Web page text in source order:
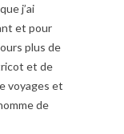
j’ai
et pour
plus de
et de
voyages et
de